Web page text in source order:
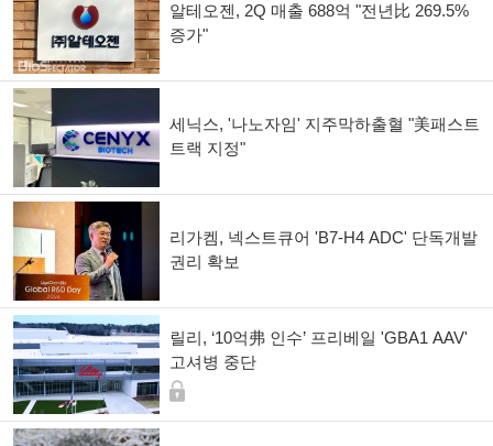
알테오젠, 2Q 매출 688억 "전년比 269.5%
증가"
세닉스, '나노자임' 지주막하출혈 "美패스트
트랙 지정"
리가켐, 넥스트큐어 'B7-H4 ADC' 단독개발
권리 확보
릴리, ‘10억弗 인수’ 프리베일 'GBA1 AAV'
고셔병 중단